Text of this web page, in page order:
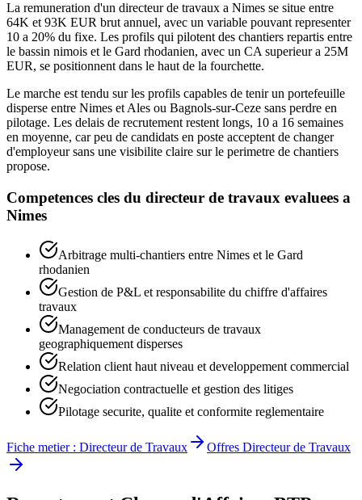
La remuneration d'un directeur de travaux a Nimes se situe entre
64K et 93K EUR brut annuel, avec un variable pouvant representer
10 a 20% du fixe. Les profils qui pilotent des chantiers repartis entre
le bassin nimois et le Gard rhodanien, avec un CA superieur a 25M
EUR, se positionnent dans le haut de la fourchette.
Le marche est tendu sur les profils capables de tenir un portefeuille
disperse entre Nimes et Ales ou Bagnols-sur-Ceze sans perdre en
pilotage. Les delais de recrutement restent longs, 10 a 16 semaines
en moyenne, car peu de candidats en poste acceptent de changer
d'employeur sans une visibilite claire sur le perimetre de chantiers
propose.
Competences cles du directeur de travaux evaluees a
Nimes
Arbitrage multi-chantiers entre Nimes et le Gard
rhodanien
Gestion de P&L et responsabilite du chiffre d'affaires
travaux
Management de conducteurs de travaux
geographiquement disperses
Relation client haut niveau et developpement commercial
Negociation contractuelle et gestion des litiges
Pilotage securite, qualite et conformite reglementaire
Fiche metier : Directeur de Travaux Offres Directeur de Travaux